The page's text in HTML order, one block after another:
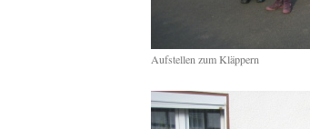
Aufstellen zum Kläppern